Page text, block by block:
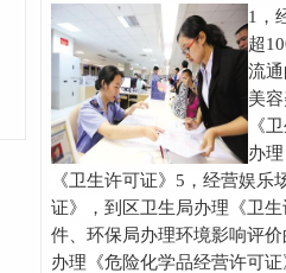
1 ，
超
流
美
《
办
《卫生许可证》 5 ，经营娱乐
证》，到区卫生局办理《卫
件、环保局办理环境影响评
办理《危险化学品经营许可证